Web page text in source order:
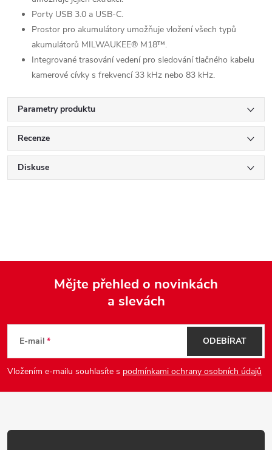
Porty USB 3.0 a USB-C.
Prostor pro akumulátory umožňuje vložení všech typů
akumulátorů MILWAUKEE® M18™.
Integrované trasování vedení pro sledování tlačného kabelu
kamerové cívky s frekvencí 33 kHz nebo 83 kHz.
Parametry produktu
Recenze
Diskuse
p
a
t
Mějte přehled o novinkách
a slevách
E-mail
Vložením e-mailu souhlasíte s podmínkami ochrany osobních údajů
ODEBÍRAT